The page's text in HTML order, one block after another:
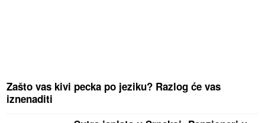
Zašto vas kivi pecka po jeziku? Razlog će vas
iznenaditi